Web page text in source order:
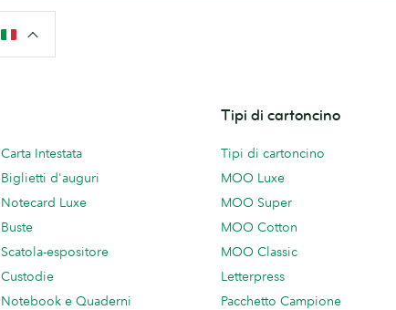
Carta Intestata
Biglietti d'auguri
Notecard Luxe
Buste
Scatola-espositore
Custodie
Notebook e Quaderni
Tipi di cartoncino
Tipi di cartoncino
MOO Luxe
MOO Super
MOO Cotton
MOO Classic
Letterpress
Pacchetto Campione